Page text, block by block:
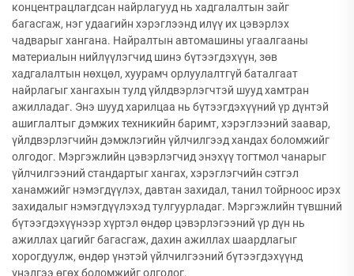
концентрацлагдсан найрлагууд нь хадгалалтын зайг
багасгаж, нэг удаагийн хэрэглээнд илүү их цэвэрлэх
чадварыг хангана. Найралтын автомашины угаалгааны
материалын нийлүүлэгчид шинэ бүтээгдэхүүн, зөв
хадгалалтын нөхцөл, хуурамч орлуулалтгүй баталгаат
найрлагыг хангахын тулд үйлдвэрлэгчтэй шууд хамтран
ажилладаг. Энэ шууд харилцаа нь бүтээгдэхүүний үр дүнтэй
ашиглалтыг дэмжих техникийн баримт, хэрэглээний заавар,
үйлдвэрлэгчийн дэмжлэгийн үйлчилгээд хандах боломжийг
олгодог. Мэргэжлийн цэвэрлэгчид энэхүү тогтмол чанарыг
үйлчилгээний стандартыг хангах, хэрэглэгчийн сэтгэл
ханамжийг нэмэгдүүлэх, давтан захидал, танил тойрноос ирэх
захидалыг нэмэгдүүлэхэд тулгуурладаг. Мэргэжлийн түвшний
бүтээгдэхүүнээр хүртэл өндөр цэвэрлэгээний үр дүн нь
ажиллах цагийг багасгаж, дахин ажиллах шаардлагыг
хорогдуулж, өндөр үнэтэй үйлчилгээний бүтээгдэхүүнд
үнэлгээ өгөх боломжийг олгодог.